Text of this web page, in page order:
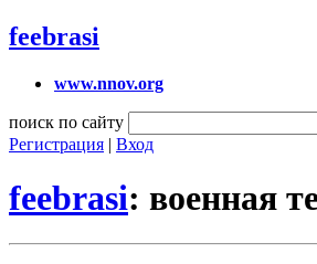
feebrasi
www.nnov.org
поиск по сайту
Регистрация | Вход
feebrasi: военная